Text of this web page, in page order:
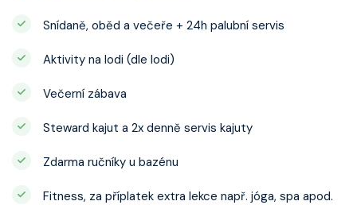
Snídaně, oběd a večeře + 24h palubní servis
Aktivity na lodi (dle lodi)
Večerní zábava
Steward kajut a 2x denně servis kajuty
Zdarma ručníky u bazénu
Fitness, za příplatek extra lekce např. jóga, spa apod.